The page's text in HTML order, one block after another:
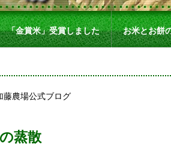
「金賞米」受賞しました お米とお餅
蒸散